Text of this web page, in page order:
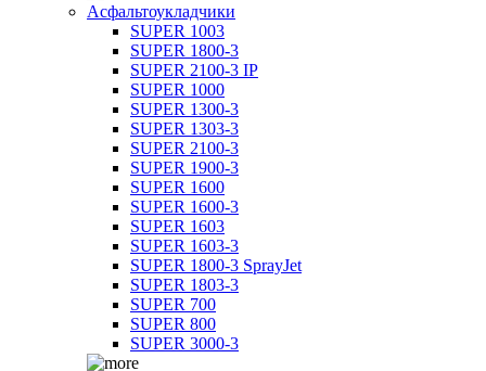
Асфальтоукладчики
SUPER 1003
SUPER 1800-3
SUPER 2100-3 IP
SUPER 1000
SUPER 1300-3
SUPER 1303-3
SUPER 2100-3
SUPER 1900-3
SUPER 1600
SUPER 1600-3
SUPER 1603
SUPER 1603-3
SUPER 1800-3 SprayJet
SUPER 1803-3
SUPER 700
SUPER 800
SUPER 3000-3